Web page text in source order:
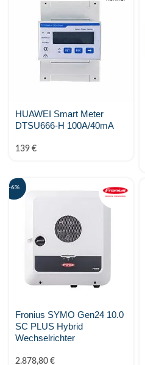
TSUN
VARTA
Zendure
HUAWEI Smart Meter
DTSU666-H 100A/40mA
139 €
-6%
Fronius SYMO Gen24 10.0
SC PLUS Hybrid
Wechselrichter
2.878,80 €